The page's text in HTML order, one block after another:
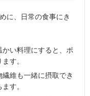
に、日常の食事にき
かい料理にすると、ポ
す。
繊維も一緒に摂取でき
す。